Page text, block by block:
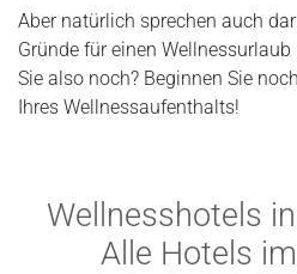
Aber natürlich sprechen auch
Gründe für einen
Sie also noch? Beginnen Sie
Ihres Wellnessaufenthalts!
Wellnesshotels
Alle Hotels